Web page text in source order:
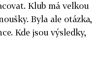
Klub má velkou
Byla ale otázka,
Kde jsou výsledky,